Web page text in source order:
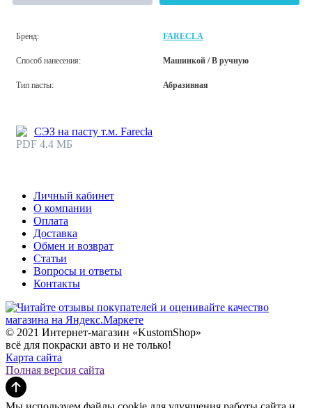
Бренд: FARECLA
Способ нанесения: Машинкой / В ручную
Тип пасты: Абразивная
СЭЗ на пасту т.м. Farecla
PDF 4.4 МБ
Личный кабинет
О компании
Оплата
Доставка
Обмен и возврат
Статьи
Вопросы и ответы
Контакты
© 2021 Интернет-магазин «KustomShop»
всё для покраски авто и не только!
Карта сайта
Полная версия сайта